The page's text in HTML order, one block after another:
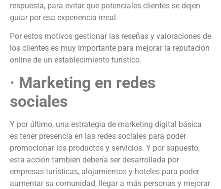
respuesta, para evitar que potenciales clientes se dejen
guiar por esa experiencia irreal.
Por estos motivos gestionar las reseñas y valoraciones de
los clientes es muy importante para mejorar la reputación
online de un establecimiento turístico.
· Marketing en redes
sociales
Y por último, una estrategia de marketing digital básica
es tener presencia en las redes sociales para poder
promocionar los productos y servicios. Y por supuesto,
esta acción también debería ser desarrollada por
empresas turísticas, alojamientos y hoteles para poder
aumentar su comunidad, llegar a más personas y mejorar